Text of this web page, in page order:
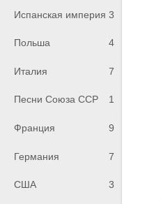
Испанская империя 3
Польша 4
Италия 7
Песни Союза ССР 1
Франция 9
Германия 7
США 3